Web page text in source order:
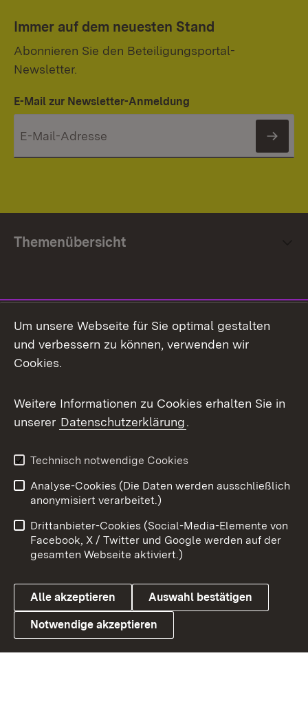
Immer auf dem neuesten Stand
Abonnieren Sie den Beteiligungsportal-
Newsletter.
E-Mail zur Newsletter-Anmeldung
Themenübersicht
Facebook
X / Twitter
Youtube
Link zum Landesportal
Impressum
Kontakt
Barrierefreiheit
Datenschutz
Cookies
Um unsere Webseite für Sie optimal gestalten
und verbessern zu können, verwenden wir
Cookies.
Weitere Informationen zu Cookies erhalten Sie in
unserer Datenschutzerklärung.
Technisch notwendige Cookies
Analyse-Cookies (Die Daten werden ausschließlich
anonymisiert verarbeitet.)
Drittanbieter-Cookies (Social-Media-Elemente von
Facebook, X / Twitter und Google werden auf der
gesamten Webseite aktiviert.)
Alle akzeptieren Auswahl bestätigen
Notwendige akzeptieren